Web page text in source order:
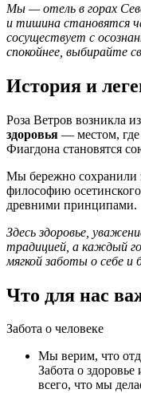
Мы — отель в горах
и тишина становятся
сосуществует с
спокойнее, выбирайте
История и
Роза Ветров возникла
здоровья — местом, где
Фиагдона становятся
Мы бережно сохранили
философию
древними принципами.
Здесь здоровье,
традицией, а каждый
мягкой заботы о себе и
Что для нас
Забота о человеке
Мы верим, что
Забота о
всего, что мы